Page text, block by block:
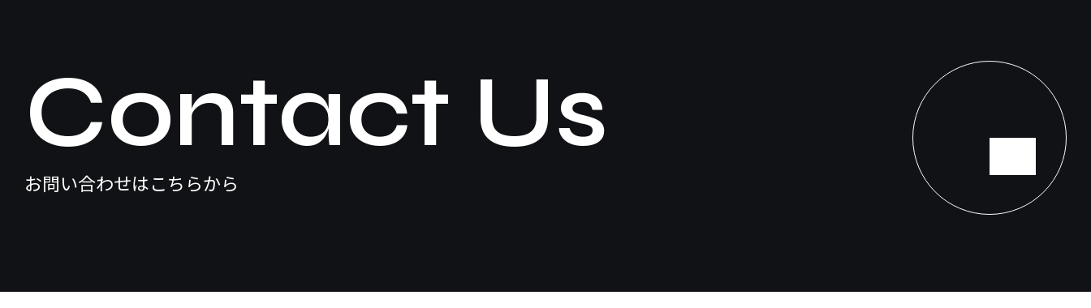
Contact Us
お問い合わせはこちらから